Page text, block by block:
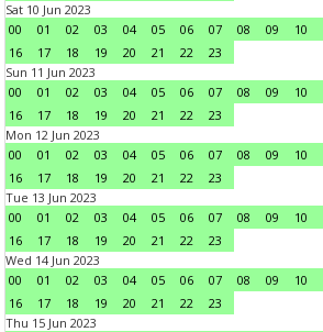
Sat 10 Jun 2023
00
01 02 03 04 05 06 07 08 09 10
16
17 18 19 20 21 22
23
Sun 11 Jun 2023
00
01 02 03 04 05 06 07 08 09 10
16
17 18 19 20 21 22
23
Mon 12 Jun 2023
00
01 02 03 04 05 06 07 08 09 10
16
17 18 19 20 21 22
23
Tue 13 Jun 2023
00
01 02 03 04 05 06 07 08 09 10
16
17 18 19 20 21 22
23
Wed 14 Jun 2023
00
01 02 03 04 05 06 07 08 09 10
16
17 18 19 20 21 22
23
Thu 15 Jun 2023